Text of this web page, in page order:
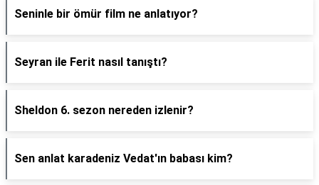
Seninle bir ömür film ne anlatıyor?
Seyran ile Ferit nasıl tanıştı?
Sheldon 6. sezon nereden izlenir?
Sen anlat karadeniz Vedat'ın babası kim?